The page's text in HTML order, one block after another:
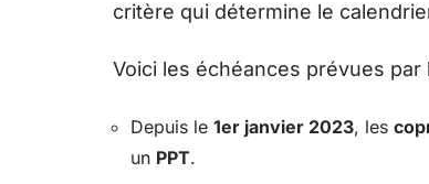
critère qui détermine le
Voici les échéances prévues par
Depuis le 1er janvier 2023, les
un PPT.